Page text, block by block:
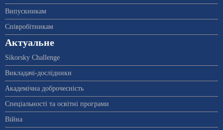
Випускникам
Співробітникам
Актуальне
Sikorsky Challenge
Викладачі-дослідники
Академічна доброчесність
Спеціальності та освітні програми
Війна